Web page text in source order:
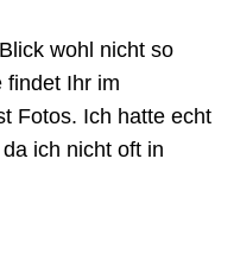
wohl nicht so
findet Ihr im
Fotos. Ich hatte echt
ich nicht oft in